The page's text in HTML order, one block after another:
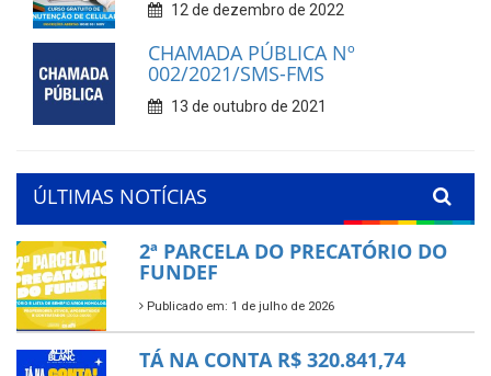
12 de dezembro de 2022
CHAMADA PÚBLICA Nº
002/2021/SMS-FMS
13 de outubro de 2021
ÚLTIMAS NOTÍCIAS
2ª PARCELA DO PRECATÓRIO DO
FUNDEF
Publicado em: 1 de julho de 2026
TÁ NA CONTA R$ 320.841,74